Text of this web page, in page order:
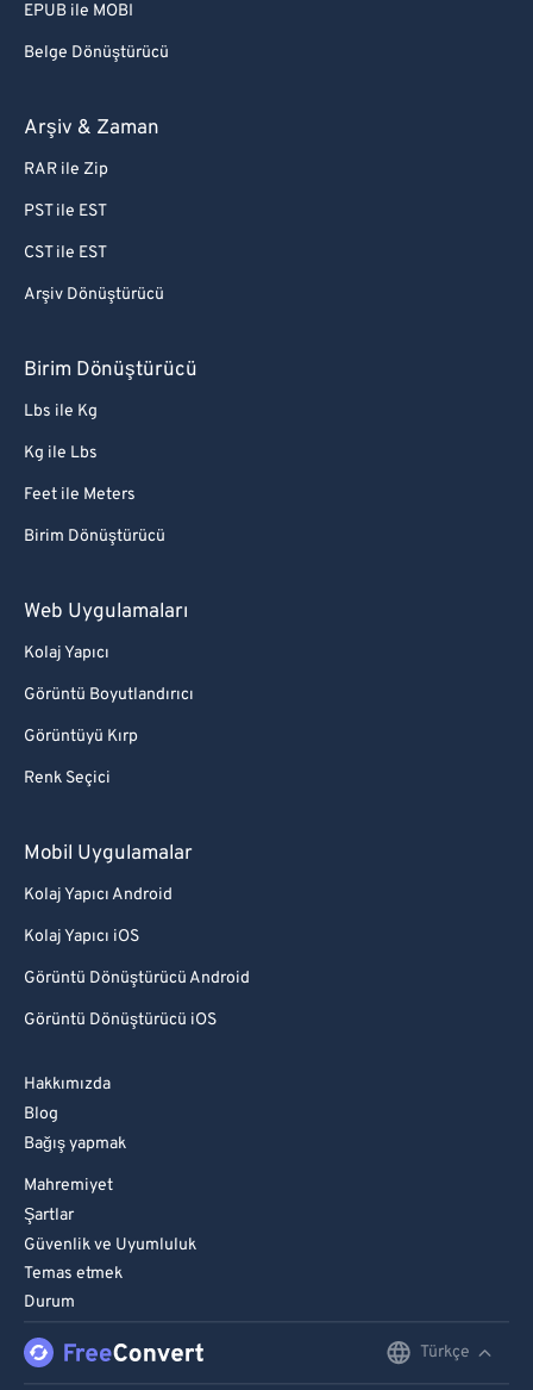
EPUB ile MOBI
Belge Dönüştürücü
Arşiv & Zaman
RAR ile Zip
PST ile EST
CST ile EST
Arşiv Dönüştürücü
Birim Dönüştürücü
Lbs ile Kg
Kg ile Lbs
Feet ile Meters
Birim Dönüştürücü
Web Uygulamaları
Kolaj Yapıcı
Görüntü Boyutlandırıcı
Görüntüyü Kırp
Renk Seçici
Mobil Uygulamalar
Kolaj Yapıcı Android
Kolaj Yapıcı iOS
Görüntü Dönüştürücü Android
Görüntü Dönüştürücü iOS
Hakkımızda
Blog
Bağış yapmak
Mahremiyet
Şartlar
Güvenlik ve Uyumluluk
Temas etmek
Durum
Türkçe